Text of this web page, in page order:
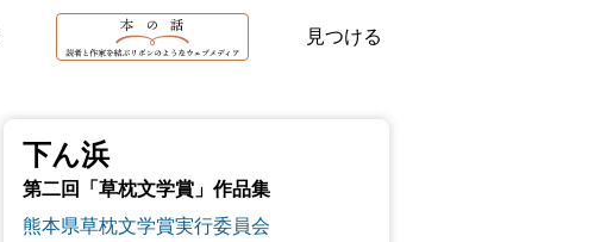
見つける
下ん浜
第二回「草枕文学賞」作品集
熊本県草枕文学賞実行委員会